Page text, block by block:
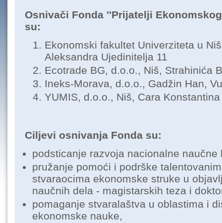
Osnivači Fonda ''Prijatelji
su:
Ekonomski fakultet Univerziteta u
Aleksandra Ujedinitelja 11
Ecotrade BG, d.o.o., Niš, Strahinića
Ineks-Morava, d.o.o., Gadžin Han,
YUMIS, d.o.o., Niš, Cara
Ciljevi osnivanja Fonda su:
podsticanje razvoja nacionalne naučne
pružanje pomoći i podrške
stvaraocima ekonomske struke u
naučnih dela - magistarskih teza i
pomaganje stvaralaštva u oblastima i
ekonomske nauke,